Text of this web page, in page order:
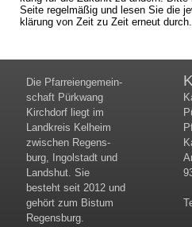
Seite re­gel­mä­ßig und lesen Sie die
klä­rung von Zeit zu Zeit er­neut durch.
Die Pfar­rei­en­gemein­
schaft Pürk­wang
Kirch­dorf liegt im
Land­kreis Kel­heim
zwi­schen Re­gens­
burg, In­gol­stadt und
Lands­hut. Sie
besteht seit 2012 und
gehört zum Bis­tum
Re­gens­burg.